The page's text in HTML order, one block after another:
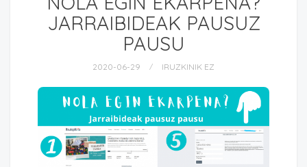
JARRAIBIDEAK PAUSUZ
PAUSU
2020-06-29 IRUZKINIK EZ